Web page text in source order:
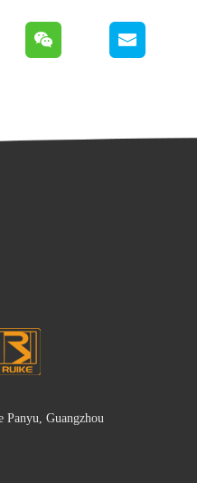
Panyu, Guangzhou